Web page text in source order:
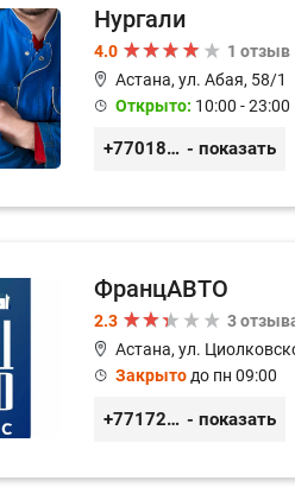
Нургали
4.0
1 отзыв
Астана, ул. Абая, 58/1
Открыто: 10:00 - 23:00
+77018150536 - показать
ФранцАВТО
2.3
3
Астана, ул.
Закрытодо пн 09:00
+77172541601 - показать